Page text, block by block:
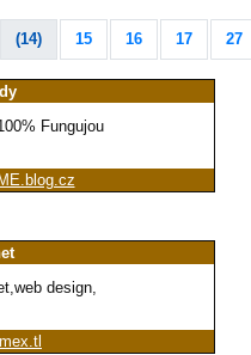
(14) 15 16 17 27
Fungujou
design,